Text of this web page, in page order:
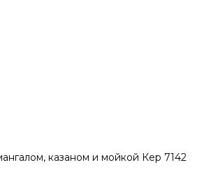
казаном и мойкой Кер 7142